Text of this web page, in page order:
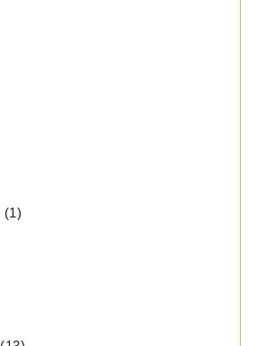
(1)